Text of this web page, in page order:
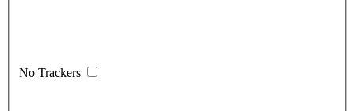
No Trackers